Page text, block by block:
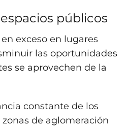
públicos
exceso en lugares
las oportunidades
se aprovechen de la
constante de los
de aglomeración